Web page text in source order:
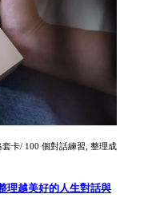
卡/ 100 個對話練習, 整理成
理越美好的人生對話與